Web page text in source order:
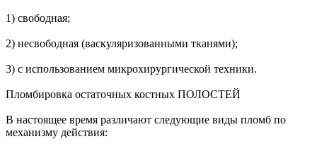
1) свободная;
2) несвободная (васкуляризованными тканями);
3) с использованием микрохирургической техники.
Пломбировка остаточных костных ПОЛОСТЕЙ
В настоящее время различают следующие виды пломб по
механизму действия: